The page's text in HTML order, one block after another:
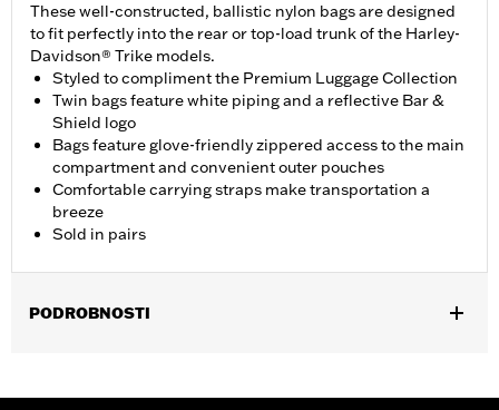
These well-constructed, ballistic nylon bags are designed
to fit perfectly into the rear or top-load trunk of the Harley-
Davidson® Trike models.
Styled to compliment the Premium Luggage Collection
Twin bags feature white piping and a reflective Bar &
Shield logo
Bags feature glove-friendly zippered access to the main
compartment and convenient outer pouches
Comfortable carrying straps make transportation a
breeze
Sold in pairs
PODROBNOSTI